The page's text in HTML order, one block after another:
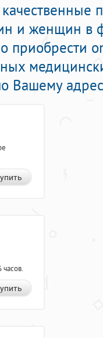
и женщин в
приобрести
Вашему